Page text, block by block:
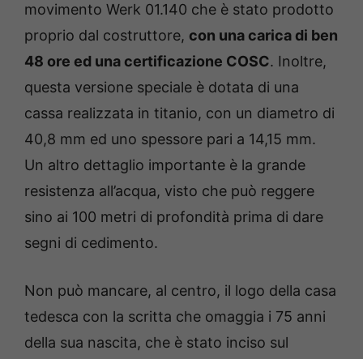
movimento Werk 01.140 che è stato prodotto
proprio dal costruttore, con una carica di ben
48 ore ed una certificazione COSC. Inoltre,
questa versione speciale è dotata di una
cassa realizzata in titanio, con un diametro di
40,8 mm ed uno spessore pari a 14,15 mm.
Un altro dettaglio importante è la grande
resistenza all’acqua, visto che può reggere
sino ai 100 metri di profondità prima di dare
segni di cedimento.
Non può mancare, al centro, il logo della casa
tedesca con la scritta che omaggia i 75 anni
della sua nascita, che è stato inciso sul